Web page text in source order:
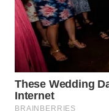
Wahana
Network
KONSUMEN
LISTRIK
MASYARAKAT
KELISTRIKAN